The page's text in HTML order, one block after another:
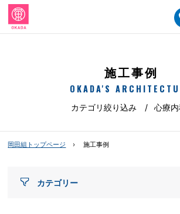
string(9) "c-shinryo"
施工事例
OKADA'S
カテゴリ絞り込み 心療
岡田組トップページ 施工事例
カテゴリー